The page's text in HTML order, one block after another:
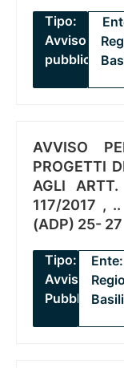
Tipo:
Avviso
pubblico
AVVISO
PROGETTI
AGLI
117/2017 , ..
(ADP) 25- 27
Tipo:
Avviso
Pubblico
Ente: